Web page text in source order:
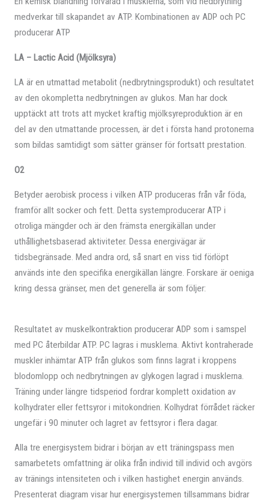
medverkar till skapandet av ATP. Kombinationen av ADP och PC
producerar ATP
LA – Lactic Acid (Mjölksyra)
LA är en utmattad metabolit (nedbrytningsprodukt) och resultatet
av den okompletta nedbrytningen av glukos. Man har dock
upptäckt att trots att mycket kraftig mjölksyreproduktion är en
del av den utmattande processen, är det i första hand protonerna
som bildas samtidigt som sätter gränser för fortsatt prestation.
O2
Betyder aerobisk process i vilken ATP produceras från vår föda,
framför allt socker och fett. Detta systemproducerar ATP i
otroliga mängder och är den främsta energikällan under
uthållighetsbaserad aktiviteter. Dessa energivägar är
tidsbegränsade. Med andra ord, så snart en viss tid förlöpt
används inte den specifika energikällan längre. Forskare är oeniga
kring dessa gränser, men det generella är som följer:
Resultatet av muskelkontraktion producerar ADP som i samspel
med PC återbildar ATP. PC lagras i musklerna. Aktivt kontraherade
muskler inhämtar ATP från glukos som finns lagrat i kroppens
blodomlopp och nedbrytningen av glykogen lagrad i musklerna.
Träning under längre tidsperiod fordrar komplett oxidation av
kolhydrater eller fettsyror i mitokondrien. Kolhydrat förrådet räcker
ungefär i 90 minuter och lagret av fettsyror i flera dagar.
Alla tre energisystem bidrar i början av ett träningspass men
samarbetets omfattning är olika från individ till individ och avgörs
av tränings intensiteten och i vilken hastighet energin används.
Presenterat diagram visar hur energisystemen tillsammans bidrar